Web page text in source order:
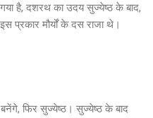
है, दशरथ का उदय सुज्येष्ठ के बाद,
मौर्यों के दस राजा थे।
बनेंगे, फिर सुज्येष्ठ। सुज्येष्ठ के बाद